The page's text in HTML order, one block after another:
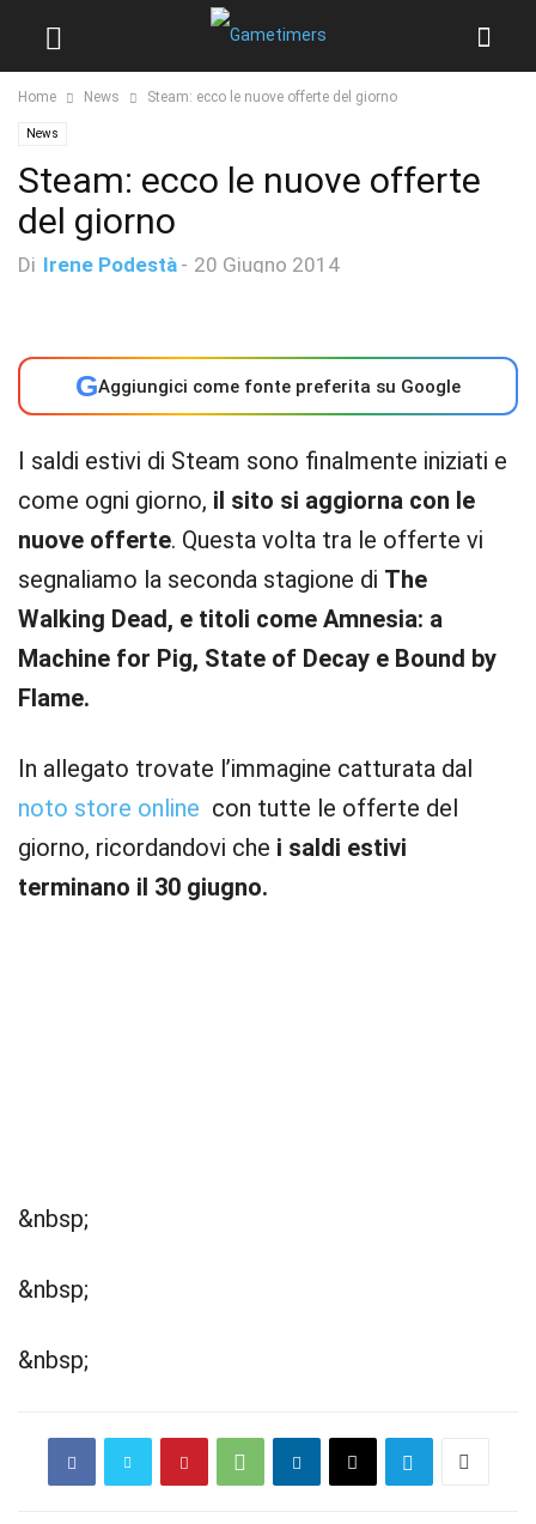
Home News Steam: ecco le nuove offerte del giorno
News
Steam: ecco le nuove offerte
del giorno
Di Irene Podestà - 20 Giugno 2014
GAggiungici come fonte preferita su Google
I saldi estivi di Steam sono finalmente iniziati e
come ogni giorno, il sito si aggiorna con le
nuove offerte. Questa volta tra le offerte vi
segnaliamo la seconda stagione di The
Walking Dead, e titoli come Amnesia: a
Machine for Pig, State of Decay e Bound by
Flame.
In allegato trovate l’immagine catturata dal
noto store online con tutte le offerte del
giorno, ricordandovi che i saldi estivi
terminano il 30 giugno.
&nbsp;
&nbsp;
&nbsp;